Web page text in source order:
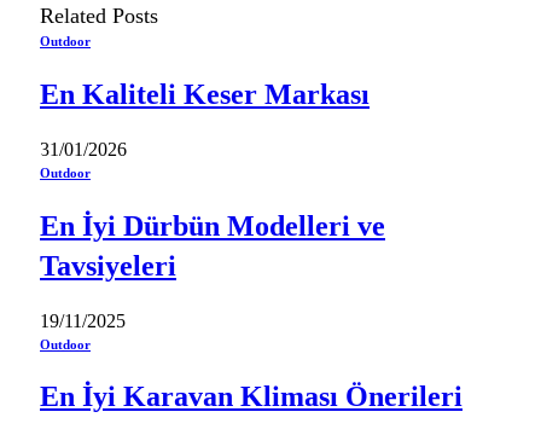
Related Posts
Outdoor
En Kaliteli Keser Markası
31/01/2026
Outdoor
En İyi Dürbün Modelleri ve
Tavsiyeleri
19/11/2025
Outdoor
En İyi Karavan Kliması Önerileri